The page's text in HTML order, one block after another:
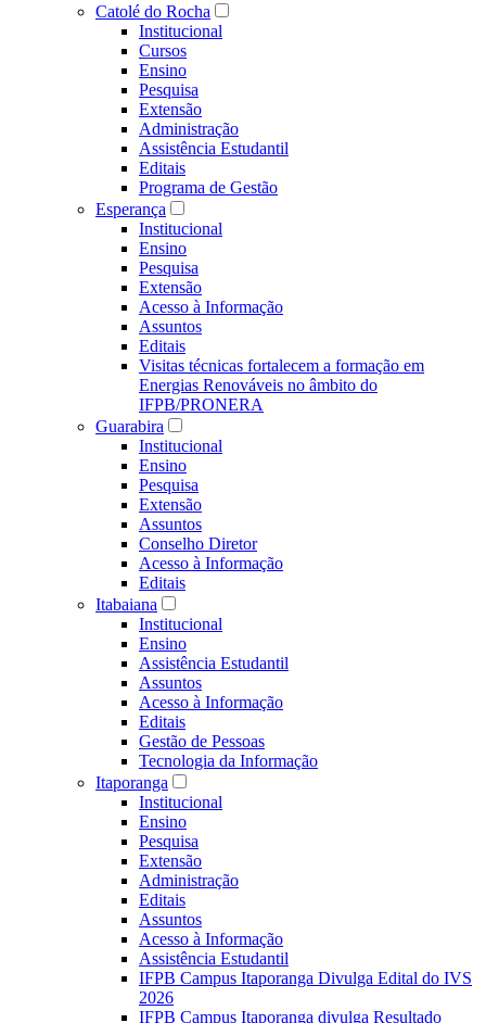
Catolé do Rocha
Institucional
Cursos
Ensino
Pesquisa
Extensão
Administração
Assistência Estudantil
Editais
Programa de Gestão
Esperança
Institucional
Ensino
Pesquisa
Extensão
Acesso à Informação
Assuntos
Editais
Visitas técnicas fortalecem a formação em
Energias Renováveis no âmbito do
IFPB/PRONERA
Guarabira
Institucional
Ensino
Pesquisa
Extensão
Assuntos
Conselho Diretor
Acesso à Informação
Editais
Itabaiana
Institucional
Ensino
Assistência Estudantil
Assuntos
Acesso à Informação
Editais
Gestão de Pessoas
Tecnologia da Informação
Itaporanga
Institucional
Ensino
Pesquisa
Extensão
Administração
Editais
Assuntos
Acesso à Informação
Assistência Estudantil
IFPB Campus Itaporanga Divulga Edital do IVS
2026
IFPB Campus Itaporanga divulga Resultado